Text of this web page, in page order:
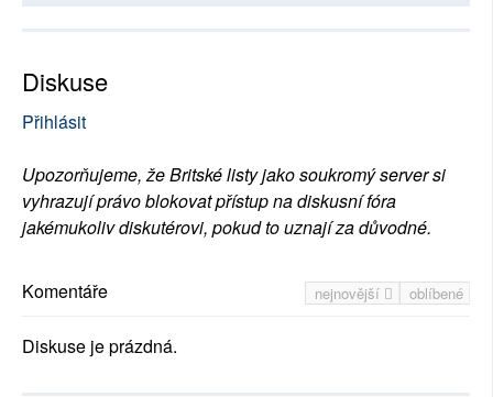
Diskuse
Přihlásit
Upozorňujeme, že Britské listy jako soukromý server si
vyhrazují právo blokovat přístup na diskusní fóra
jakémukoliv diskutérovi, pokud to uznají za důvodné.
nejnovější oblíbené
Komentáře
Diskuse je prázdná.